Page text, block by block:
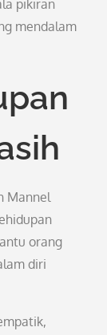
pikiran
mendalam
Mannel
orang
diri